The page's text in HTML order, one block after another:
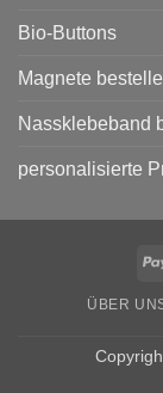
Bio-Buttons
Magnete
Nassklebeband
personalisierte
ÜBER